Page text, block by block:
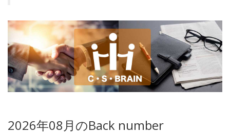
2026年08月のBack number